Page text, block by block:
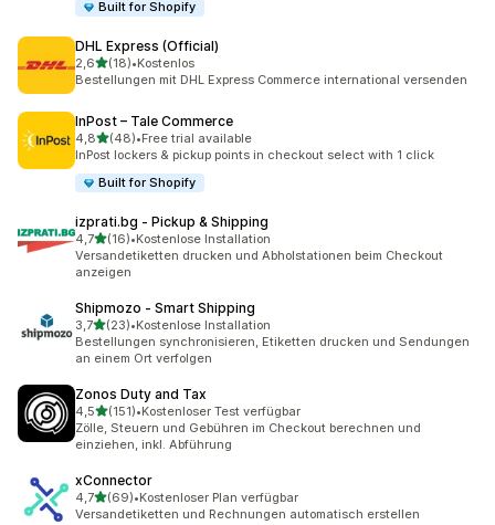
Built for Shopify
DHL Express (Official)
2,6von 5 Sternen
(18)
18 Rezensionen insgesamt
•Kostenlos
Bestellungen mit DHL Express Commerce international versenden
InPost – Tale Commerce
4,8von 5 Sternen
(48)
48 Rezensionen insgesamt
•Free trial available
InPost lockers & pickup points in checkout select with 1 click
Built for Shopify
izprati.bg ‑ Pickup & Shipping
4,7von 5 Sternen
(16)
16 Rezensionen insgesamt
•Kostenlose Installation
Versandetiketten drucken und Abholstationen beim Checkout
anzeigen
Shipmozo ‑ Smart Shipping
3,7von 5 Sternen
(23)
23 Rezensionen insgesamt
•Kostenlose Installation
Bestellungen synchronisieren, Etiketten drucken und Sendungen
an einem Ort verfolgen
Zonos Duty and Tax
4,5von 5 Sternen
(151)
151 Rezensionen insgesamt
•Kostenloser Test verfügbar
Zölle, Steuern und Gebühren im Checkout berechnen und
einziehen, inkl. Abführung
xConnector
4,7von 5 Sternen
(69)
69 Rezensionen insgesamt
•Kostenloser Plan verfügbar
Versandetiketten und Rechnungen automatisch erstellen